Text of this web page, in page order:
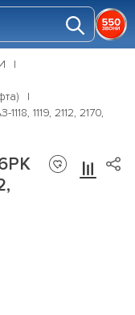
1119, 2112, 2170,